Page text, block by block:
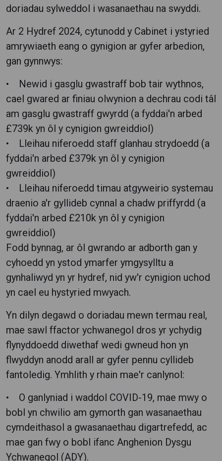
doriadau sylweddol i wasanaethau na swyddi.
Ar 2 Hydref 2024, cytunodd y Cabinet i ystyried
amrywiaeth eang o gynigion ar gyfer arbedion,
gan gynnwys:
• Newid i gasglu gwastraff bob tair wythnos,
cael gwared ar finiau olwynion a dechrau codi tâl
am gasglu gwastraff gwyrdd (a fyddai'n arbed
£739k yn ôl y cynigion gwreiddiol)
• Lleihau niferoedd staff glanhau strydoedd (a
fyddai'n arbed £379k yn ôl y cynigion
gwreiddiol)
• Lleihau niferoedd timau atgyweirio systemau
draenio a'r gyllideb cynnal a chadw priffyrdd (a
fyddai'n arbed £210k yn ôl y cynigion
gwreiddiol)
Fodd bynnag, ar ôl gwrando ar adborth gan y
cyhoedd yn ystod ymarfer ymgysylltu a
gynhaliwyd yn yr hydref, nid yw'r cynigion uchod
yn cael eu hystyried mwyach.
Yn dilyn degawd o doriadau mewn termau real,
mae sawl ffactor ychwanegol dros yr ychydig
flynyddoedd diwethaf wedi gwneud hon yn
flwyddyn anodd arall ar gyfer pennu cyllideb
fantoledig. Ymhlith y rhain mae'r canlynol:
• O ganlyniad i waddol COVID-19, mae mwy o
bobl yn chwilio am gymorth gan wasanaethau
cymdeithasol a gwasanaethau digartrefedd, ac
mae gan fwy o bobl ifanc Anghenion Dysgu
Ychwanegol (ADY).